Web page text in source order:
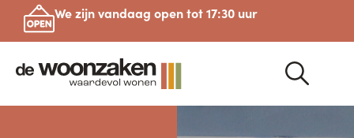
We zijn vandaag open tot 17:30 uur